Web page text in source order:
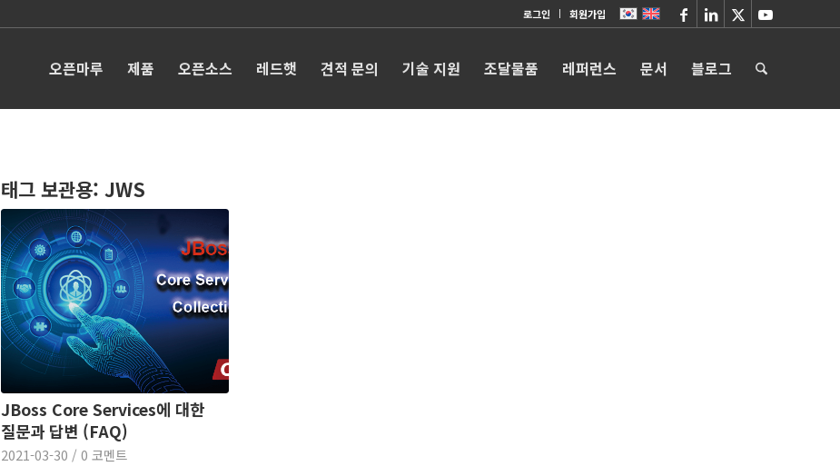
로그인 회원가입
오픈마루 제품 오픈소스 레드햇 견적 문의 기술 지원 조달물품 레퍼런스 문서 블로그
태그 보관용: JWS
JBoss Core Services에 대한
질문과 답변 (FAQ)
2021-03-30 / 0 코멘트